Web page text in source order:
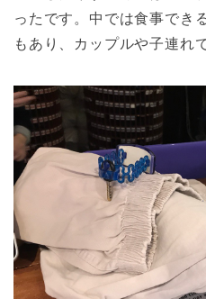
ったです。中では食事でき
もあり、カップルや子連れ